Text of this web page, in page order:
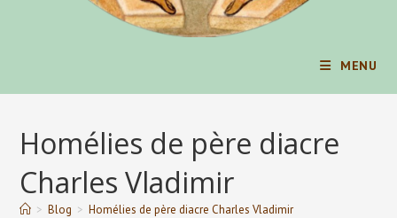
MENU
Homélies de père diacre
Charles Vladimir
> Blog > Homélies de père diacre Charles Vladimir